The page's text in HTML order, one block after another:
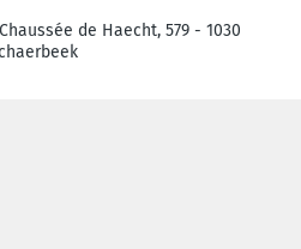
de Haecht, 579 - 1030